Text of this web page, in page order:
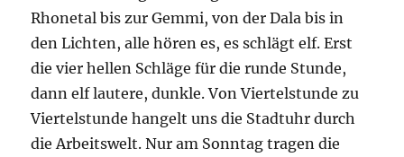
Rhonetal bis zur Gemmi, von der Dala bis in
den Lichten, alle hören es, es schlägt elf. Erst
die vier hellen Schläge für die runde Stunde,
dann elf lautere, dunkle. Von Viertelstunde zu
Viertelstunde hangelt uns die Stadtuhr durch
die Arbeitswelt. Nur am Sonntag tragen die